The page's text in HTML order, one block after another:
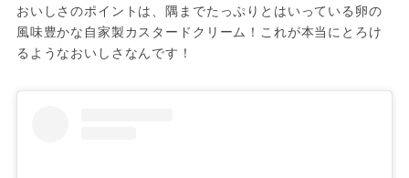
おいしさのポイントは、隅までたっぷりとはいっている卵の
風味豊かな自家製カスタードクリーム！これが本当にとろけ
るようなおいしさなんです！